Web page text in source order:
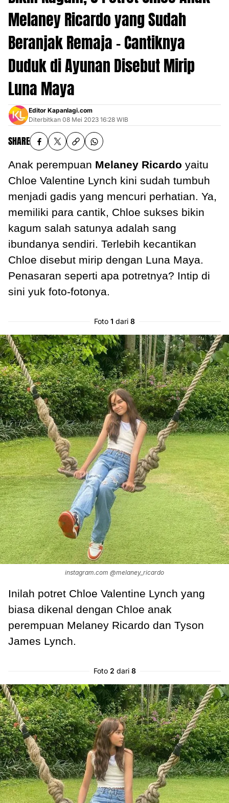
Melaney Ricardo yang Sudah
Beranjak Remaja - Cantiknya
Duduk di Ayunan Disebut Mirip
Luna Maya
Editor Kapanlagi.com
Diterbitkan 08 Mei 2023 16:28 WIB
SHARE
Anak perempuan Melaney Ricardo yaitu
Chloe Valentine Lynch kini sudah tumbuh
menjadi gadis yang mencuri perhatian. Ya,
memiliki para cantik, Chloe sukses bikin
kagum salah satunya adalah sang
ibundanya sendiri. Terlebih kecantikan
Chloe disebut mirip dengan Luna Maya.
Penasaran seperti apa potretnya? Intip di
sini yuk foto-fotonya.
Foto 1 dari 8
instagram.com @melaney_ricardo
Inilah potret Chloe Valentine Lynch yang
biasa dikenal dengan Chloe anak
perempuan Melaney Ricardo dan Tyson
James Lynch.
Foto 2 dari 8